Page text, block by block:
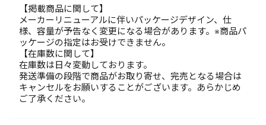
【掲載商品に関して】
メーカーリニューアルに伴いパッケージデザイン、仕
様、容量が予告なく変更になる場合があります。※商品パ
ッケージの指定はお受けできません。
【在庫数に関して】
在庫数は日々変動しております。
発送準備の段階で商品がお取り寄せ、完売となる場合は
キャンセルをお願いすることがございます。あらかじめ
ご了承ください。